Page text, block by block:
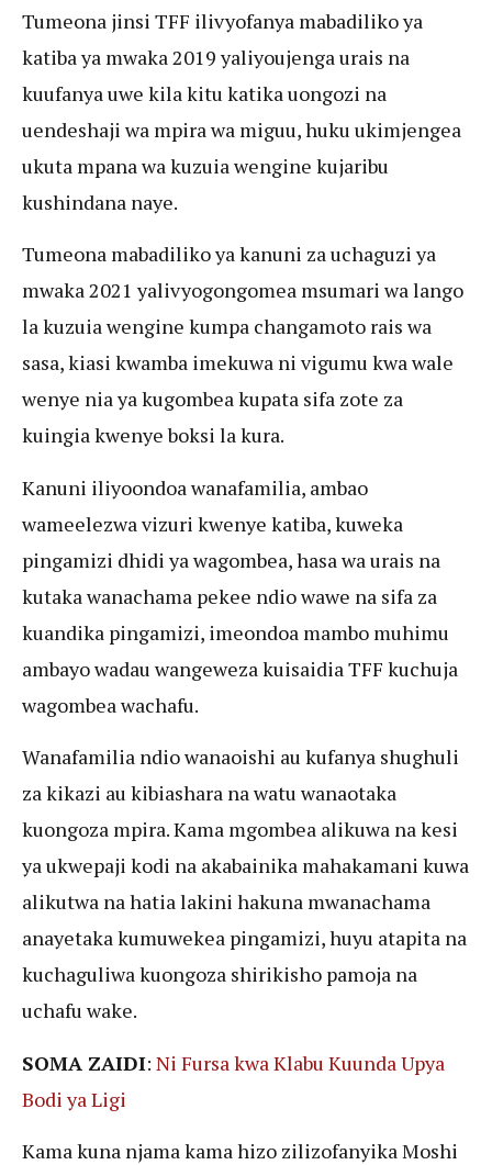
Tumeona jinsi TFF ilivyofanya mabadiliko ya
katiba ya mwaka 2019 yaliyoujenga urais na
kuufanya uwe kila kitu katika uongozi na
uendeshaji wa mpira wa miguu, huku ukimjengea
ukuta mpana wa kuzuia wengine kujaribu
kushindana naye.
Tumeona mabadiliko ya kanuni za uchaguzi ya
mwaka 2021 yalivyogongomea msumari wa lango
la kuzuia wengine kumpa changamoto rais wa
sasa, kiasi kwamba imekuwa ni vigumu kwa wale
wenye nia ya kugombea kupata sifa zote za
kuingia kwenye boksi la kura.
Kanuni iliyoondoa wanafamilia, ambao
wameelezwa vizuri kwenye katiba, kuweka
pingamizi dhidi ya wagombea, hasa wa urais na
kutaka wanachama pekee ndio wawe na sifa za
kuandika pingamizi, imeondoa mambo muhimu
ambayo wadau wangeweza kuisaidia TFF kuchuja
wagombea wachafu.
Wanafamilia ndio wanaoishi au kufanya shughuli
za kikazi au kibiashara na watu wanaotaka
kuongoza mpira. Kama mgombea alikuwa na kesi
ya ukwepaji kodi na akabainika mahakamani kuwa
alikutwa na hatia lakini hakuna mwanachama
anayetaka kumuwekea pingamizi, huyu atapita na
kuchaguliwa kuongoza shirikisho pamoja na
uchafu wake.
SOMA ZAIDI: Ni Fursa kwa Klabu Kuunda Upya
Bodi ya Ligi
Kama kuna njama kama hizo zilizofanyika Moshi